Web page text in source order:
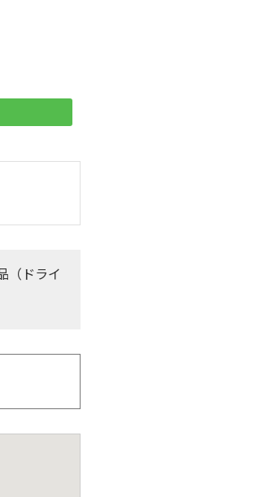
（ドライ